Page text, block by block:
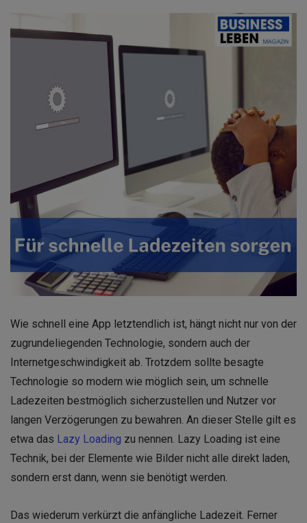
Wie schnell eine App letztendlich ist, hängt nicht nur von der
zugrundeliegenden Technologie, sondern auch der
Internetgeschwindigkeit ab. Trotzdem sollte besagte
Technologie so modern wie möglich sein, um schnelle
Ladezeiten bestmöglich sicherzustellen und Nutzer vor
langen Verzögerungen zu bewahren. An dieser Stelle gilt es
etwa das Lazy Loading zu nennen. Lazy Loading ist eine
Technik, bei der Elemente wie Bilder nicht alle direkt laden,
sondern erst dann, wenn sie benötigt werden.
Das wiederum verkürzt die anfängliche Ladezeit. Ferner